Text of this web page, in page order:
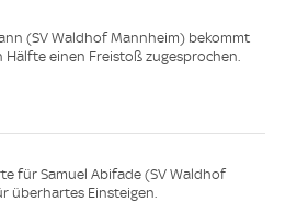
(SV Waldhof Mannheim) bekommt
Hälfte einen Freistoß zugesprochen.
für Samuel Abifade (SV Waldhof
überhartes Einsteigen.